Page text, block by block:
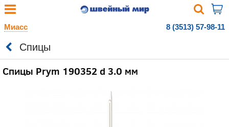
Миасс 8 (3513) 57-98-11
Спицы
Спицы Prym 190352 d 3.0 мм